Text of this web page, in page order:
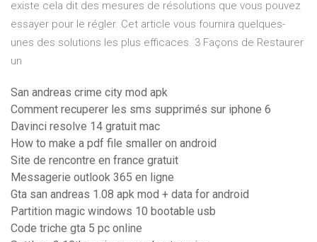
existe cela dit des mesures de résolutions que vous pouvez
essayer pour le régler. Cet article vous fournira quelques-
unes des solutions les plus efficaces. 3 Façons de Restaurer
un
San andreas crime city mod apk
Comment recuperer les sms supprimés sur iphone 6
Davinci resolve 14 gratuit mac
How to make a pdf file smaller on android
Site de rencontre en france gratuit
Messagerie outlook 365 en ligne
Gta san andreas 1.08 apk mod + data for android
Partition magic windows 10 bootable usb
Code triche gta 5 pc online